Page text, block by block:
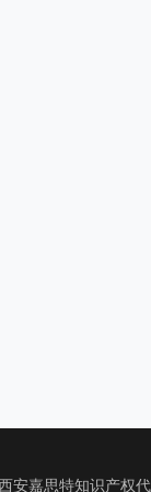
嘉思特知识产权